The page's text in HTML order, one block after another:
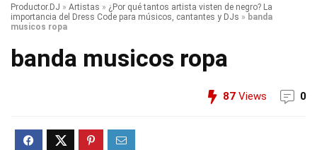
Productor.DJ » Artistas » ¿Por qué tantos artista visten de negro? La
importancia del Dress Code para músicos, cantantes y DJs » banda
musicos ropa
banda musicos ropa
87 Views 0